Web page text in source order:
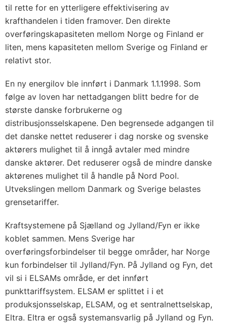
til rette for en ytterligere effektivisering av
krafthandelen i tiden framover. Den direkte
overføringskapasiteten mellom Norge og Finland er
liten, mens kapasiteten mellom Sverige og Finland er
relativt stor.
En ny energilov ble innført i Danmark 1.1.1998. Som
følge av loven har nettadgangen blitt bedre for de
største danske forbrukerne og
distribusjonsselskapene. Den begrensede adgangen til
det danske nettet reduserer i dag norske og svenske
aktørers mulighet til å inngå avtaler med mindre
danske aktører. Det reduserer også de mindre danske
aktørenes mulighet til å handle på Nord Pool.
Utvekslingen mellom Danmark og Sverige belastes
grensetariffer.
Kraftsystemene på Sjælland og Jylland/Fyn er ikke
koblet sammen. Mens Sverige har
overføringsforbindelser til begge områder, har Norge
kun forbindelser til Jylland/Fyn. På Jylland og Fyn, det
vil si i ELSAMs område, er det innført
punkttariffsystem. ELSAM er splittet i i et
produksjonsselskap, ELSAM, og et sentralnettselskap,
Eltra. Eltra er også systemansvarlig på Jylland og Fyn.